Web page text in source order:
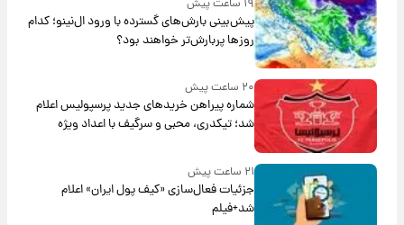
۱۹ ساعت پیش
پیش‌بینی بارش‌های گسترده با ورود ال‌نینو؛ کدام
روزها پربارش‌تر خواهند بود؟
۲۰ ساعت پیش
شماره پیراهن خریدهای جدید پرسپولیس اعلام
شد؛ تیکدری، محبی و سرگیف با اعداد ویژه
۲۱ ساعت پیش
جزئیات فعال‌سازی «کیف پول ایران» اعلام
شد+فیلم